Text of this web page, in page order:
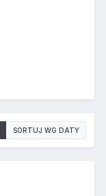
SORTUJ WG DATY